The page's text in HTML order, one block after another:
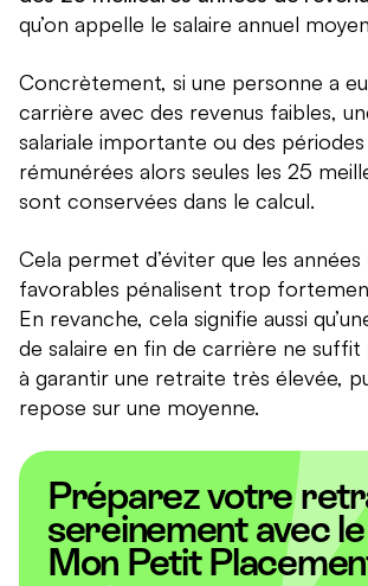
qu’on appelle le salaire annuel
Concrètement, si une personne a
carrière avec des revenus faibles,
salariale importante ou des
rémunérées alors seules les 25
sont conservées dans le calcul.
Cela permet d’éviter que les années
favorables pénalisent trop
En revanche, cela signifie aussi
de salaire en fin de carrière ne
à garantir une retraite très élevée,
repose sur une moyenne.
Préparez votre
sereinement avec
Mon Petit